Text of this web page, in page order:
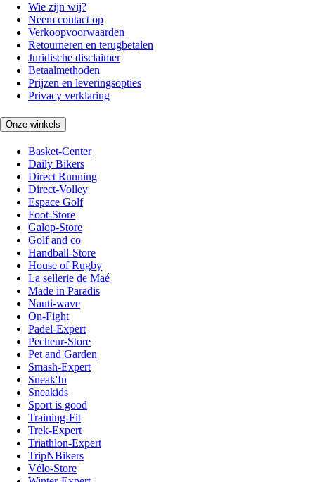
Wie zijn wij?
Neem contact op
Verkoopvoorwaarden
Retourneren en terugbetalen
Juridische disclaimer
Betaalmethoden
Prijzen en leveringsopties
Privacy verklaring
Onze winkels
Basket-Center
Daily Bikers
Direct Running
Direct-Volley
Espace Golf
Foot-Store
Galop-Store
Golf and co
Handball-Store
House of Rugby
La sellerie de Maé
Made in Paradis
Nauti-wave
On-Fight
Padel-Expert
Pecheur-Store
Pet and Garden
Smash-Expert
Sneak'In
Sneakids
Sport is good
Training-Fit
Trek-Expert
Triathlon-Expert
TripNBikers
Vélo-Store